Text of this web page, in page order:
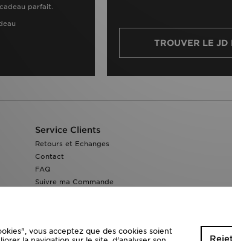
parfait.
TROUVER LE JD
Service Clients
Retours et Echanges
Contact
FAQ
Suivre ma Commande
vous acceptez que des cookies soient